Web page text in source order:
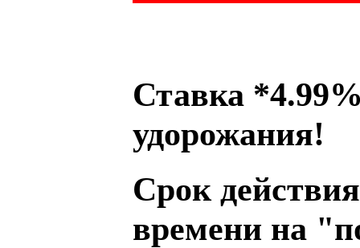
Ставка
удорожания!
Срок
времени на